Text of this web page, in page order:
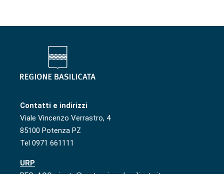
Contatti e indirizzi
Viale Vincenzo Verrastro, 4
85100 Potenza PZ
Tel 0971 661111
URP